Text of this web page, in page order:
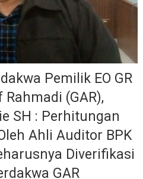
Pemilik EO GR
(GAR),
SH : Perhitungan
Ahli Auditor BPK
Diverifikasi
GAR